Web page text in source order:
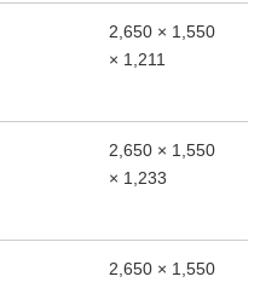
2,650 × 1,550
× 1,211
2,650 × 1,550
× 1,233
2,650 × 1,550